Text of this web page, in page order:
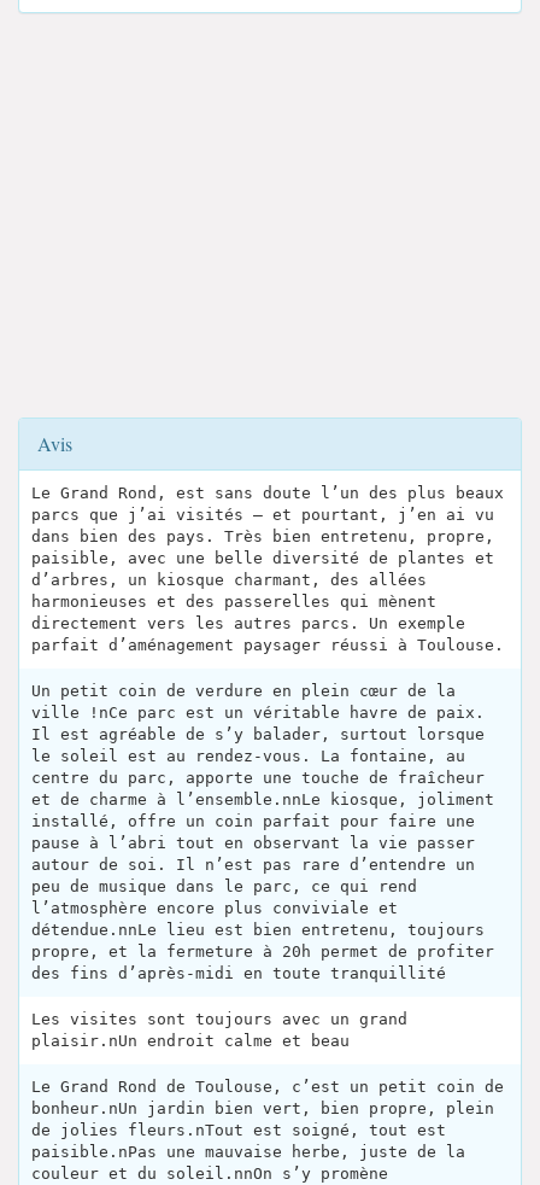
Avis
Le Grand Rond, est sans doute l’un des plus beaux
parcs que j’ai visités – et pourtant, j’en ai vu
dans bien des pays. Très bien entretenu, propre,
paisible, avec une belle diversité de plantes et
d’arbres, un kiosque charmant, des allées
harmonieuses et des passerelles qui mènent
directement vers les autres parcs. Un exemple
parfait d’aménagement paysager réussi à Toulouse.
Un petit coin de verdure en plein cœur de la
ville !nCe parc est un véritable havre de paix.
Il est agréable de s’y balader, surtout lorsque
le soleil est au rendez-vous. La fontaine, au
centre du parc, apporte une touche de fraîcheur
et de charme à l’ensemble.nnLe kiosque, joliment
installé, offre un coin parfait pour faire une
pause à l’abri tout en observant la vie passer
autour de soi. Il n’est pas rare d’entendre un
peu de musique dans le parc, ce qui rend
l’atmosphère encore plus conviviale et
détendue.nnLe lieu est bien entretenu, toujours
propre, et la fermeture à 20h permet de profiter
des fins d’après-midi en toute tranquillité
Les visites sont toujours avec un grand
plaisir.nUn endroit calme et beau
Le Grand Rond de Toulouse, c’est un petit coin de
bonheur.nUn jardin bien vert, bien propre, plein
de jolies fleurs.nTout est soigné, tout est
paisible.nPas une mauvaise herbe, juste de la
couleur et du soleil.nnOn s’y promène